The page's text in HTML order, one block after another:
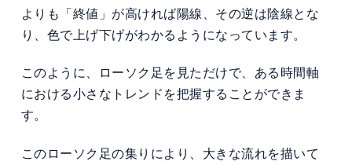
よりも「終値」が高ければ陽線、その逆は陰線とな
り、色で上げ下げがわかるようになっています。
このように、ローソク足を見ただけで、ある時間軸
における小さなトレンドを把握することができま
す。
このローソク足の集りにより、大きな流れを描いて